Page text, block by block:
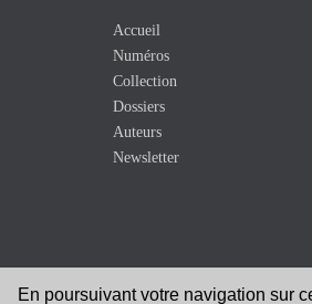
En poursuivant votre navigation sur
Accueil
Numéros
Collection
Dossiers
Auteurs
Newsletter